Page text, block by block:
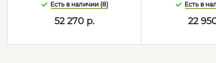
Есть в наличии (8)
52 270р.
Есть в
22